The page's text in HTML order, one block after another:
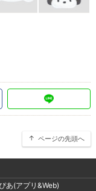
ページの先頭へ
あ(アプリ&Web)